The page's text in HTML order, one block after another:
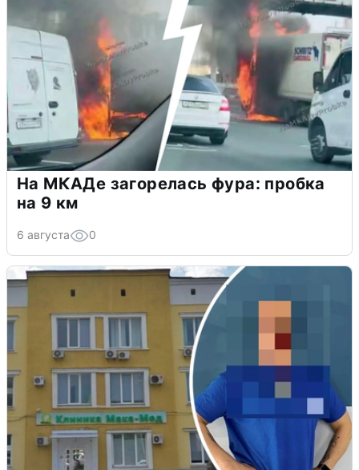
На МКАДе загорелась фура: пробка
на 9 км
6 августа 0